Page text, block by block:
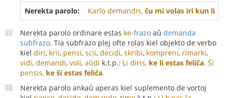
Nerekta parolo:
Karlo demandis, ĉu mi volas iri kun li.
Nerekta parolo ordinare estas ke-frazo aŭ demanda
subfrazo. Tia subfrazo plej ofte rolas kiel objekto de verbo
kiel diri, krii, pensi, scii, decidi, skribi, kompreni, rimarki,
vidi, demandi, voli, aŭdi k.t.p.: Li diris, ke li estas feliĉa. Ŝi
pensis, ke ŝi estas feliĉa.
Nerekta parolo ankaŭ aperas kiel suplemento de vortoj